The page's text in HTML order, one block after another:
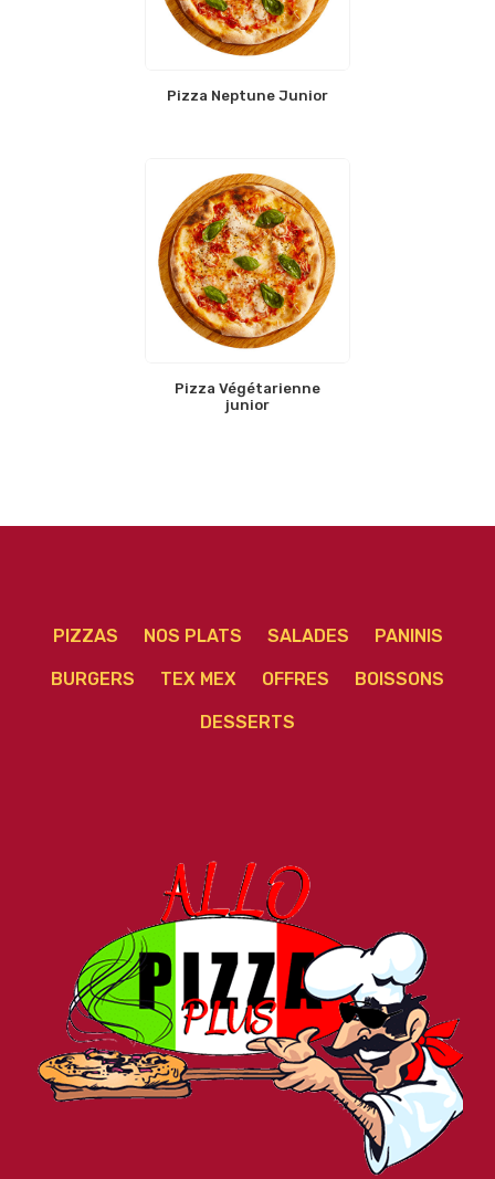
Pizza Neptune Junior
Pizza Végétarienne
junior
PIZZAS NOS PLATS SALADES PANINIS
BURGERS TEX MEX OFFRES BOISSONS
DESSERTS